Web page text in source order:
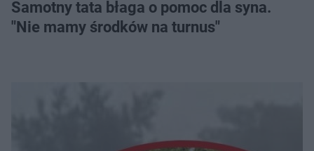
Samotny tata błaga o pomoc dla syna.
"Nie mamy środków na turnus"